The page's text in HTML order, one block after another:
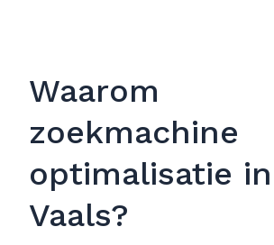
Waarom
zoekmachine
optimalisatie in
Vaals?